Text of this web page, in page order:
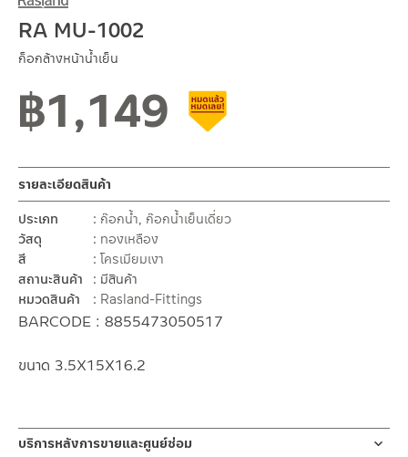
RA MU-1002
ก็อกล้างหน้าน้ำเย็น
฿1,149
รายละเอียดสินค้า
ประเภท
ก๊อกน้ำ, ก๊อกน้ำเย็นเดี่ยว
วัสดุ
ทองเหลือง
สี
โครเมียมเงา
สถานะสินค้า
มีสินค้า
หมวดสินค้า
Rasland-Fittings
BARCODE : 8855473050517
ขนาด 3.5X15X16.2
บริการหลังการขายและศูนย์ซ่อม